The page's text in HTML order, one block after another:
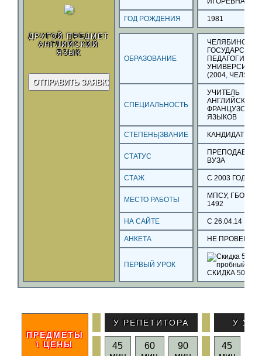
ДРУГОЙ ПРЕДМЕТ
АНГЛИЙСКИЙ
ЯЗЫК
ГОД РОЖДЕНИЯ 1981
ОБРАЗОВАНИЕ
ЧЕЛЯБИНСКИЙ
УНИВЕРСИТЕТ
(2004,
СПЕЦИАЛЬНОСТЬ
УЧИТЕЛЬ
АНГЛИЙСКОГО,
ЯЗЫКОВ
СТЕПЕНЬ|ЗВАНИЕ КАНДИДАТ
СТАТУС
ВУЗА
СТАЖ С 2003 ГОДА
МЕСТО РАБОТЫ
МПСУ,
1492
НА САЙТЕ С 26.04.14
АНКЕТА НЕ ПРОВЕРЕНА
ПЕРВЫЙ УРОК
СКИДКА 50%
ПРЕДМЕТЫ
\ ЦЕНЫ
У РЕПЕТИТОРА У
45
60
90
45